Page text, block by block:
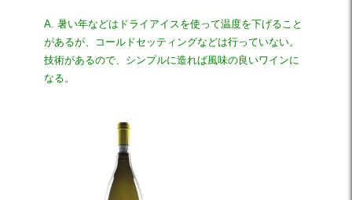
A. 暑い年などはドライアイスを使って温度を下げること
があるが、コールドセッティングなどは行っていない。
技術があるので、シンプルに造れば風味の良いワインに
なる。